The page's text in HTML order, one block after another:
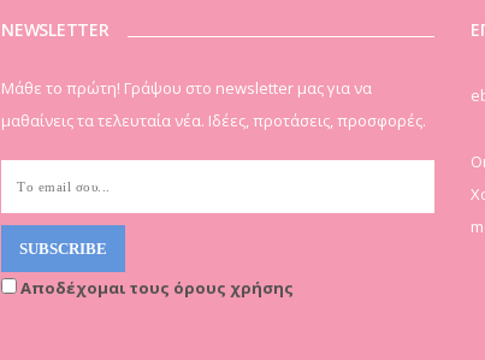
NEWSLETTER
Μάθε το πρώτη! Γράψου στο newsletter μας για να
μαθαίνεις τα τελευταία νέα. Ιδέες, προτάσεις, προσφορές.
Αποδέχομαι τους όρους χρήσης